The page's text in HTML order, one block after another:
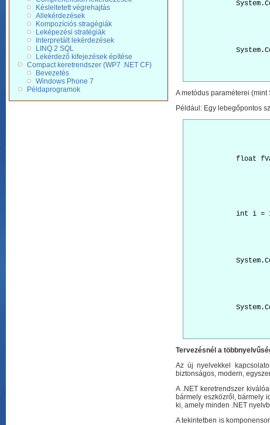
Késleltetett végrehajtás
Allekérdezések
Kompozíciós stragégiák
Leképezési stratégiák
Interpretált lekérdezések
LINQ 2 SQL
Lekérdező kifejezések építése
Compact keretrendszer (WP7 .NET CF)
Bevezetés
Windows Phone 7
Példaprogramok
A metódus paraméterei
Például: Egy lebegőpontos
float
int i =
Tervezésnél a
Az új nyelvekkel
biztonságos, modern,
A .NET keretrendszer
bármely eszközről, bármely
ki, amely minden .NET
A tekintetben is